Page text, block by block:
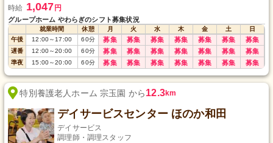
時給 1,047 円
グループホーム やわらぎのシフト募集状況
就業時間 休憩 月 火 水 木 金 土
日
午後
12:00～17:00 60分 募集 募集 募集 募集 募集 募集 募集
遅番 12:00～20:00 60分 募集 募集 募集 募集 募集 募集 募集
準夜 15:00～20:00 60分 募集 募集 募集 募集 募集 募集 募集
特別養護老人ホーム 宗玉園 から12.3km
デイサービスセンター ほのか和田
デイサービス
調理師・調理スタッフ